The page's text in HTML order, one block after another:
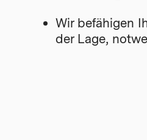
Wir befähigen
der Lage,